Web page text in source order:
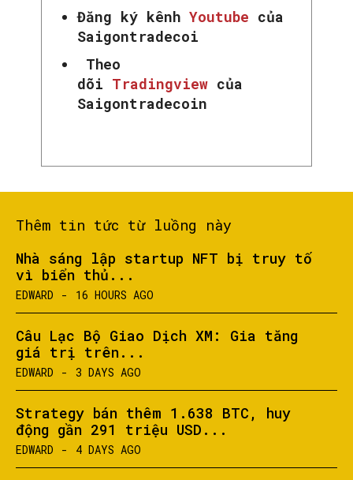
Đăng ký kênh Youtube của
Saigontradecoi
Theo
dõi Tradingview của
Saigontradecoin
Thêm tin tức từ luồng này
Nhà sáng lập startup NFT bị truy tố
vì biển thủ...
EDWARD - 16 HOURS AGO
Câu Lạc Bộ Giao Dịch XM: Gia tăng
giá trị trên...
EDWARD - 3 DAYS AGO
Strategy bán thêm 1.638 BTC, huy
động gần 291 triệu USD...
EDWARD - 4 DAYS AGO